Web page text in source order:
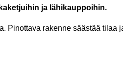
ja lähikauppoihin.
Pinottava rakenne säästää tilaa